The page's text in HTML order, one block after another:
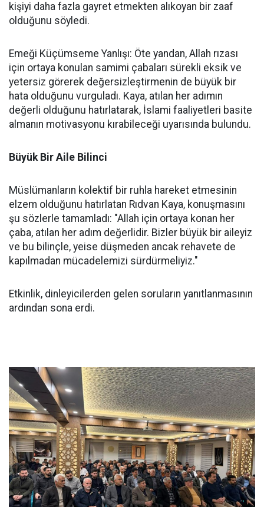
kişiyi daha fazla gayret etmekten alıkoyan bir zaaf
olduğunu söyledi.
Emeği Küçümseme Yanlışı: Öte yandan, Allah rızası
için ortaya konulan samimi çabaları sürekli eksik ve
yetersiz görerek değersizleştirmenin de büyük bir
hata olduğunu vurguladı. Kaya, atılan her adımın
değerli olduğunu hatırlatarak, İslami faaliyetleri basite
almanın motivasyonu kırabileceği uyarısında bulundu.
Büyük Bir Aile Bilinci
Müslümanların kolektif bir ruhla hareket etmesinin
elzem olduğunu hatırlatan Rıdvan Kaya, konuşmasını
şu sözlerle tamamladı: "Allah için ortaya konan her
çaba, atılan her adım değerlidir. Bizler büyük bir aileyiz
ve bu bilinçle, yeise düşmeden ancak rehavete de
kapılmadan mücadelemizi sürdürmeliyiz."
Etkinlik, dinleyicilerden gelen soruların yanıtlanmasının
ardından sona erdi.